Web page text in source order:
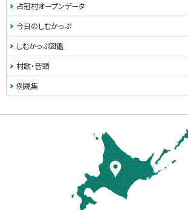
占冠村オープンデータ
今日のしむかっぷ
しむかっぷ図鑑
村歌・音頭
例規集